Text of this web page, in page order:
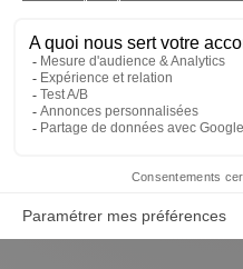
447€78
Tarif France métropolitaine
Renouvellement à date
Présentation du
Drome Montélimar